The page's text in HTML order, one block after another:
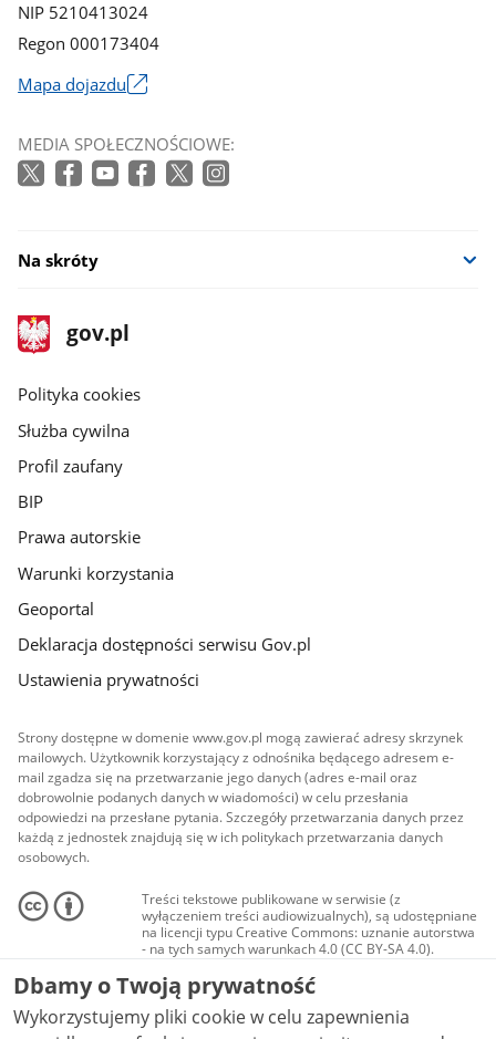
NIP 5210413024
Regon 000173404
Mapa dojazdu
się
w
MEDIA SPOŁECZNOŚCIOWE:
Na skróty
stopka
gov.pl
Strona
gov.pl
gov.pl
Polityka cookies
Służba cywilna
Profil zaufany
BIP
Prawa autorskie
Warunki korzystania
Geoportal
Deklaracja dostępności serwisu Gov.pl
Ustawienia prywatności
Strony dostępne w domenie www.gov.pl mogą zawierać adresy skrzynek
mailowych. Użytkownik korzystający z odnośnika będącego adresem e-
mail zgadza się na przetwarzanie jego danych (adres e-mail oraz
dobrowolnie podanych danych w wiadomości) w celu przesłania
odpowiedzi na przesłane pytania. Szczegóły przetwarzania danych przez
każdą z jednostek znajdują się w ich politykach przetwarzania danych
osobowych.
Treści tekstowe publikowane w serwisie (z
wyłączeniem treści audiowizualnych), są udostępniane
na licencji typu Creative Commons: uznanie autorstwa
- na tych samych warunkach 4.0 (CC BY-SA 4.0).
Materiały audiowizualne, w tym zdjęcia, materiały
audio i wideo, są udostępniane na licencji typu
Creative Commons: uznanie autorstwa użycie
niekomercyjne - bez utworów zależnych 4.0 (CC BY-
NC-ND 4.0), o ile nie jest to stwierdzone inaczej.
Dbamy o Twoją prywatność
Wykorzystujemy pliki cookie w celu zapewnienia